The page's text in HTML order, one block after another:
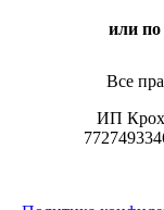
или по
Все
ИП